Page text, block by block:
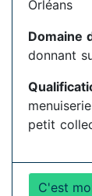
Orléans
Domaine
donnant
petit
C'est